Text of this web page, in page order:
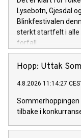
Lysebotn, Gjesdal
Blinkfestivalen
sterkt startfelt i alle
forfall.
Hopp: Uttak
4.8.2026 11:14:27
Sommerhoppingen
tilbake i